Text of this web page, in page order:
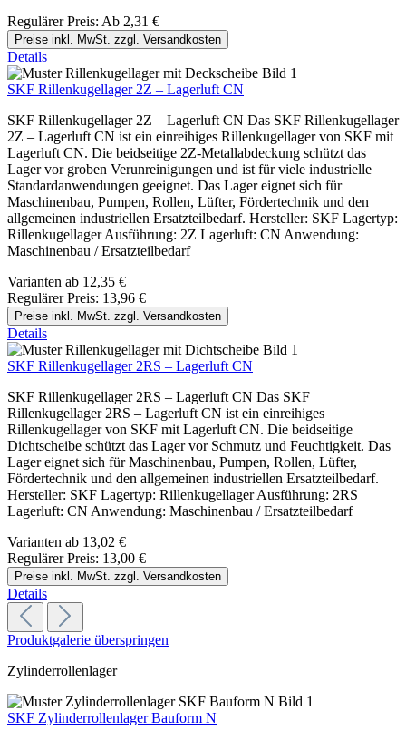
Regulärer Preis: Ab 2,31 €
Preise inkl. MwSt. zzgl. Versandkosten
Details
SKF Rillenkugellager 2Z – Lagerluft CN
SKF Rillenkugellager 2Z – Lagerluft CN Das SKF Rillenkugellager
2Z – Lagerluft CN ist ein einreihiges Rillenkugellager von SKF mit
Lagerluft CN. Die beidseitige 2Z-Metallabdeckung schützt das
Lager vor groben Verunreinigungen und ist für viele industrielle
Standardanwendungen geeignet. Das Lager eignet sich für
Maschinenbau, Pumpen, Rollen, Lüfter, Fördertechnik und den
allgemeinen industriellen Ersatzteilbedarf. Hersteller: SKF Lagertyp:
Rillenkugellager Ausführung: 2Z Lagerluft: CN Anwendung:
Maschinenbau / Ersatzteilbedarf
Varianten ab 12,35 €
Regulärer Preis: 13,96 €
Preise inkl. MwSt. zzgl. Versandkosten
Details
SKF Rillenkugellager 2RS – Lagerluft CN
SKF Rillenkugellager 2RS – Lagerluft CN Das SKF
Rillenkugellager 2RS – Lagerluft CN ist ein einreihiges
Rillenkugellager von SKF mit Lagerluft CN. Die beidseitige
Dichtscheibe schützt das Lager vor Schmutz und Feuchtigkeit. Das
Lager eignet sich für Maschinenbau, Pumpen, Rollen, Lüfter,
Fördertechnik und den allgemeinen industriellen Ersatzteilbedarf.
Hersteller: SKF Lagertyp: Rillenkugellager Ausführung: 2RS
Lagerluft: CN Anwendung: Maschinenbau / Ersatzteilbedarf
Varianten ab 13,02 €
Regulärer Preis: 13,00 €
Preise inkl. MwSt. zzgl. Versandkosten
Details
Produktgalerie überspringen
Zylinderrollenlager
SKF Zylinderrollenlager Bauform N